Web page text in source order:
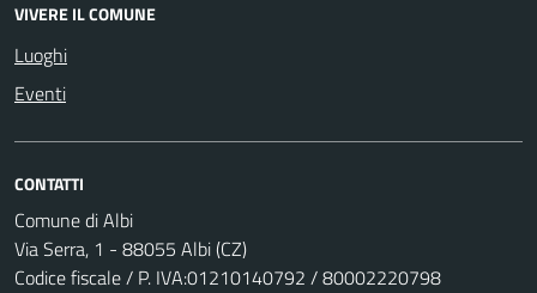
VIVERE IL COMUNE
Luoghi
Eventi
CONTATTI
Comune di Albi
Via Serra, 1 - 88055 Albi (CZ)
Codice fiscale / P. IVA:01210140792 / 80002220798